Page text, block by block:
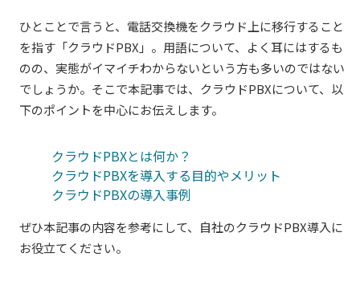
ひとことで言うと、電話交換機をクラウド上に移行すること
を指す「クラウドPBX」。用語について、よく耳にはするも
のの、実態がイマイチわからないという方も多いのではない
でしょうか。そこで本記事では、クラウドPBXについて、以
下のポイントを中心にお伝えします。
クラウドPBXとは何か？
クラウドPBXを導入する目的やメリット
クラウドPBXの導入事例
ぜひ本記事の内容を参考にして、自社のクラウドPBX導入に
お役立てください。